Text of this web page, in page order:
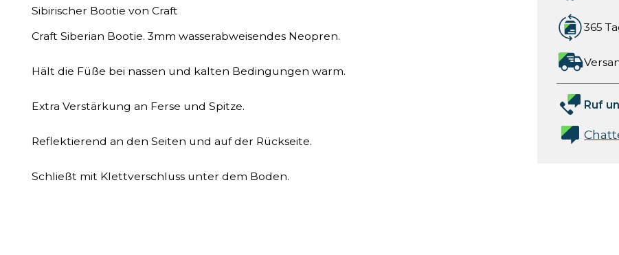
Sibirischer Bootie von Craft
Craft Siberian Bootie. 3mm wasserabweisendes Neopren.
Hält die Füße bei nassen und kalten Bedingungen warm.
Extra Verstärkung an Ferse und Spitze.
Reflektierend an den Seiten und auf der Rückseite.
Schließt mit Klettverschluss unter dem Boden.
365
Ruf